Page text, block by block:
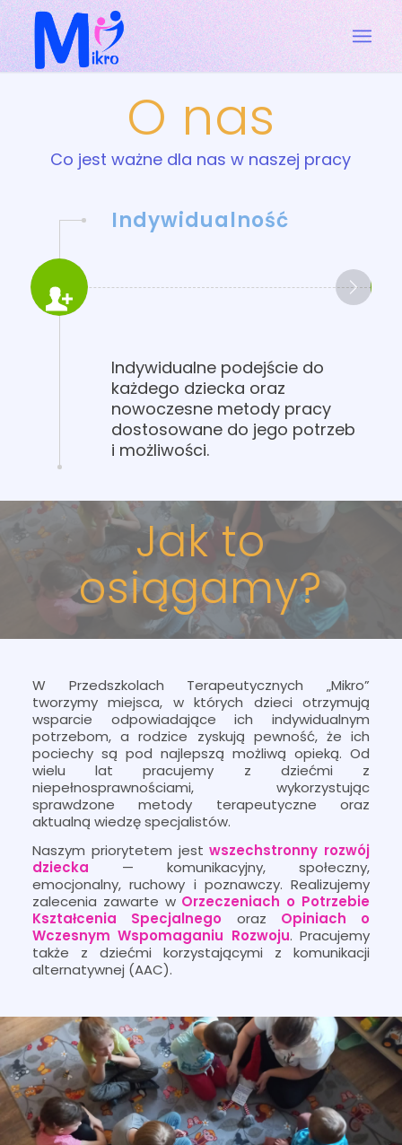
O nas
Co jest ważne dla nas w naszej pracy
Indywidualność
Indywidualne podejście do
każdego dziecka oraz
nowoczesne metody pracy
dostosowane do jego potrzeb
i możliwości.
Jak to
osiągamy?
W Przedszkolach Terapeutycznych „Mikro”
tworzymy miejsca, w których dzieci otrzymują
wsparcie odpowiadające ich indywidualnym
potrzebom, a rodzice zyskują pewność, że ich
pociechy są pod najlepszą możliwą opieką. Od
wielu lat pracujemy z dziećmi z
niepełnosprawnościami, wykorzystując
sprawdzone metody terapeutyczne oraz
aktualną wiedzę specjalistów.
Naszym priorytetem jestwszechstronny rozwój
dziecka — komunikacyjny, społeczny,
emocjonalny, ruchowy i poznawczy. Realizujemy
zalecenia zawarte w Orzeczeniach o Potrzebie
Kształcenia Specjalnego oraz Opiniach o
Wczesnym Wspomaganiu Rozwoju. Pracujemy
także z dziećmi korzystającymi z komunikacji
alternatywnej (AAC).